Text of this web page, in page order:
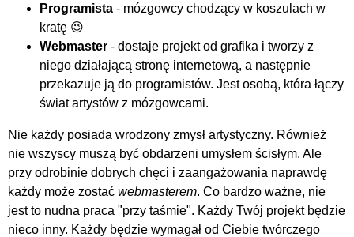
Programista - mózgowcy chodzący w koszulach w
kratę 😉
Webmaster - dostaje projekt od grafika i tworzy z
niego działającą stronę internetową, a następnie
przekazuje ją do programistów. Jest osobą, która łączy
świat artystów z mózgowcami.
Nie każdy posiada wrodzony zmysł artystyczny. Również
nie wszyscy muszą być obdarzeni umysłem ścisłym. Ale
przy odrobinie dobrych chęci i zaangażowania naprawdę
każdy może zostać webmasterem. Co bardzo ważne, nie
jest to nudna praca "przy taśmie". Każdy Twój projekt będzie
nieco inny. Każdy będzie wymagał od Ciebie twórczego